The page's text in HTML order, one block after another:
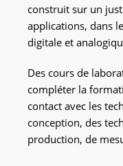
construit sur un
applications, dans
digitale et
Des cours de
compléter la
contact avec les
conception, des
production, de